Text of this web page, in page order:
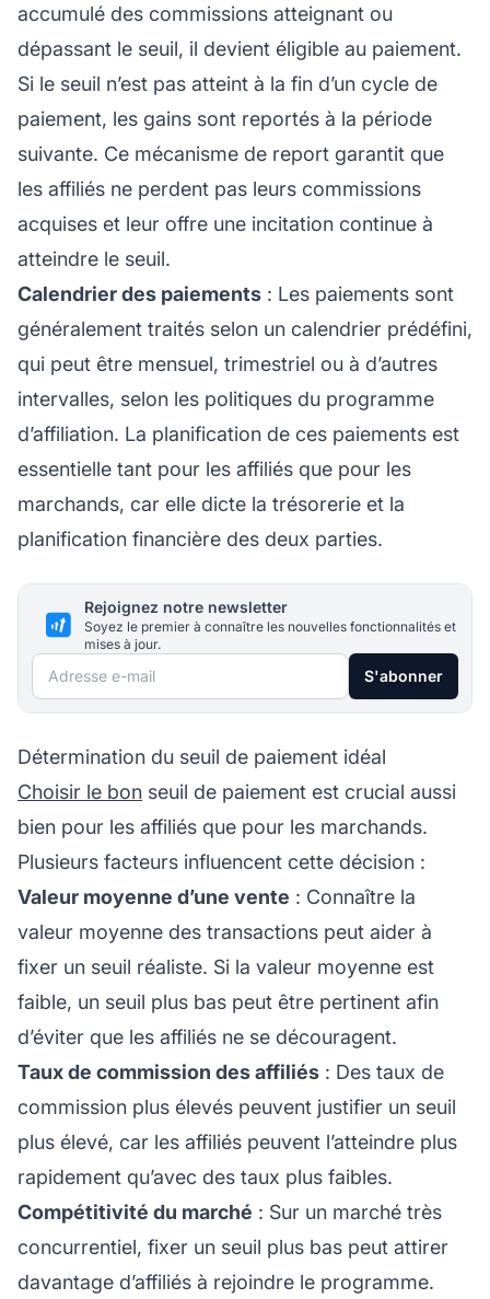
accumulé des commissions atteignant ou
dépassant le seuil, il devient éligible au paiement.
Si le seuil n’est pas atteint à la fin d’un cycle de
paiement, les gains sont reportés à la période
suivante. Ce mécanisme de report garantit que
les affiliés ne perdent pas leurs commissions
acquises et leur offre une incitation continue à
atteindre le seuil.
Calendrier des paiements : Les paiements sont
généralement traités selon un calendrier prédéfini,
qui peut être mensuel, trimestriel ou à d’autres
intervalles, selon les politiques du programme
d’affiliation. La planification de ces paiements est
essentielle tant pour les affiliés que pour les
marchands, car elle dicte la trésorerie et la
planification financière des deux parties.
Rejoignez notre newsletter
Soyez le premier à connaître les nouvelles fonctionnalités et
mises à jour.
Adresse e-mail S'abonner
Détermination du seuil de paiement idéal
Choisir le bon seuil de paiement est crucial aussi
bien pour les affiliés que pour les marchands.
Plusieurs facteurs influencent cette décision :
Valeur moyenne d’une vente : Connaître la
valeur moyenne des transactions peut aider à
fixer un seuil réaliste. Si la valeur moyenne est
faible, un seuil plus bas peut être pertinent afin
d’éviter que les affiliés ne se découragent.
Taux de commission des affiliés : Des taux de
commission plus élevés peuvent justifier un seuil
plus élevé, car les affiliés peuvent l’atteindre plus
rapidement qu’avec des taux plus faibles.
Compétitivité du marché : Sur un marché très
concurrentiel, fixer un seuil plus bas peut attirer
davantage d’affiliés à rejoindre le programme.